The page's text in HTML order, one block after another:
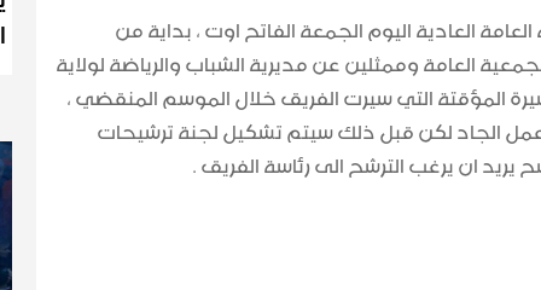
العادية اليوم الجمعة الفاتح اوت ، بداية من
العامة وممثلين عن مديرية الشباب والرياضة لولاية
المؤقتة التي سيرت الفريق خلال الموسم المنقضي ،
الجاد لكن قبل ذلك سيتم تشكيل لجنة ترشيحات
ان يرغب الترشح الى رئاسة الفريق .